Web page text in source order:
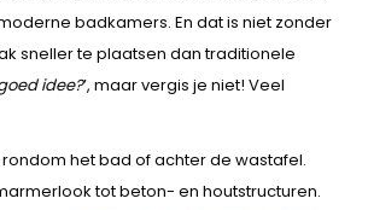
badkamers. En dat is niet zonder
sneller te plaatsen dan traditionele
idee?’, maar vergis je niet! Veel
het bad of achter de wastafel.
tot beton- en houtstructuren.